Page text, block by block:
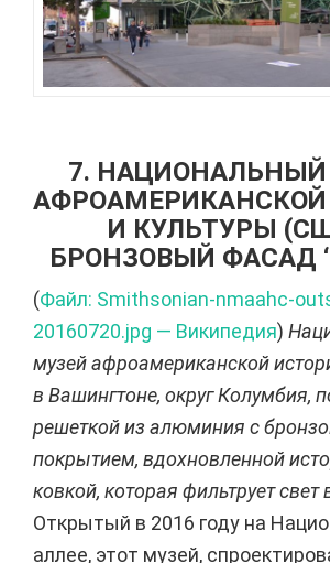
7.
И КУЛЬТУРЫ
БРОНЗОВЫЙ ФАСАД
(Файл: Smithsonian-nmaahc-
20160720.jpg — Википедия)
музей афроамериканской
в Вашингтоне, округ Колумбия,
решеткой из алюминия с
покрытием, вдохновленной
ковкой, которая фильтрует свет
Открытый в 2016 году на
аллее, этот музей,